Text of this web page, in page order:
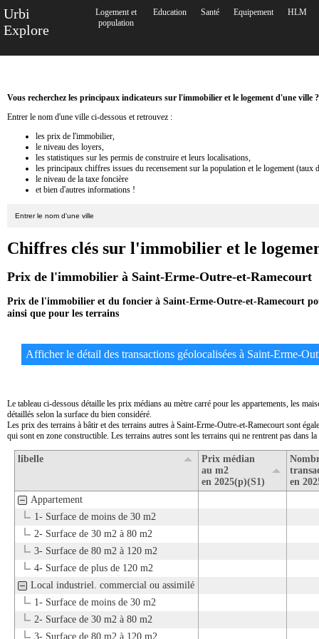
Urbi
Explore
Logement et
population
Education Santé Equipement HLM
Vous recherchez les principaux indicateurs sur l'immobilier et le logement d'une ville ?
Entrer le nom d'une ville ci-dessous et retrouvez :
les prix de l'immobilier,
le niveau des loyers,
les statistiques sur les permis de construire et leurs localisations,
les principaux chiffres issues du recensement sur la population et le logement
le niveau de la taxe foncière
et bien d'autres informations !
Chiffres clés sur l'immobilier et le
Prix de l'immobilier à Saint-Erme-Outre-et-Ramecourt
Prix de l'immobilier et du foncier à Saint-Erme-Outre-et-Ramecourt
ainsi que pour les terrains
Afficher le détail des transactions géolocalisées à Saint-Erme-
Le tableau ci-dessous détaille les prix médians au mètre carré pour les appartements, les
détaillés selon la surface du bien considéré.
Les prix des terrains à bâtir et des terrains autres à Saint-Erme-Outre-et-Ramecourt sont
qui sont en zone constructible. Les terrains autres sont les terrains qui ne rentrent pas dans la
libelle
Prix médian
au m2
en 2025(p)(S1)
en
Appartement
1- Surface de moins de 30 m2
2- Surface de 30 m2 à 80 m2
3- Surface de 80 m2 à 120 m2
4- Surface de plus de 120 m2
Local industriel. commercial ou assimilé
1- Surface de moins de 30 m2
2- Surface de 30 m2 à 80 m2
3- Surface de 80 m2 à 120 m2